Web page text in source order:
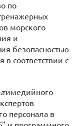
по
морского
и
безопасностью
соответствии с
персонала в